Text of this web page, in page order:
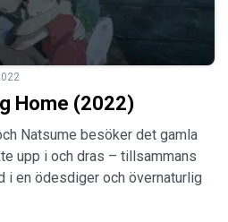
Home (2022)
Natsume besöker det gamla
upp i och dras – tillsammans
i en ödesdiger och övernaturlig